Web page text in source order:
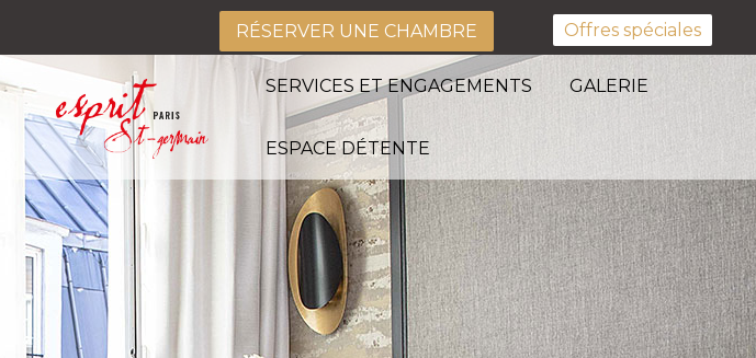
RÉSERVER UNE CHAMBRE Offres spéciales
SERVICES ET ENGAGEMENTS GALERIE
ESPACE DÉTENTE